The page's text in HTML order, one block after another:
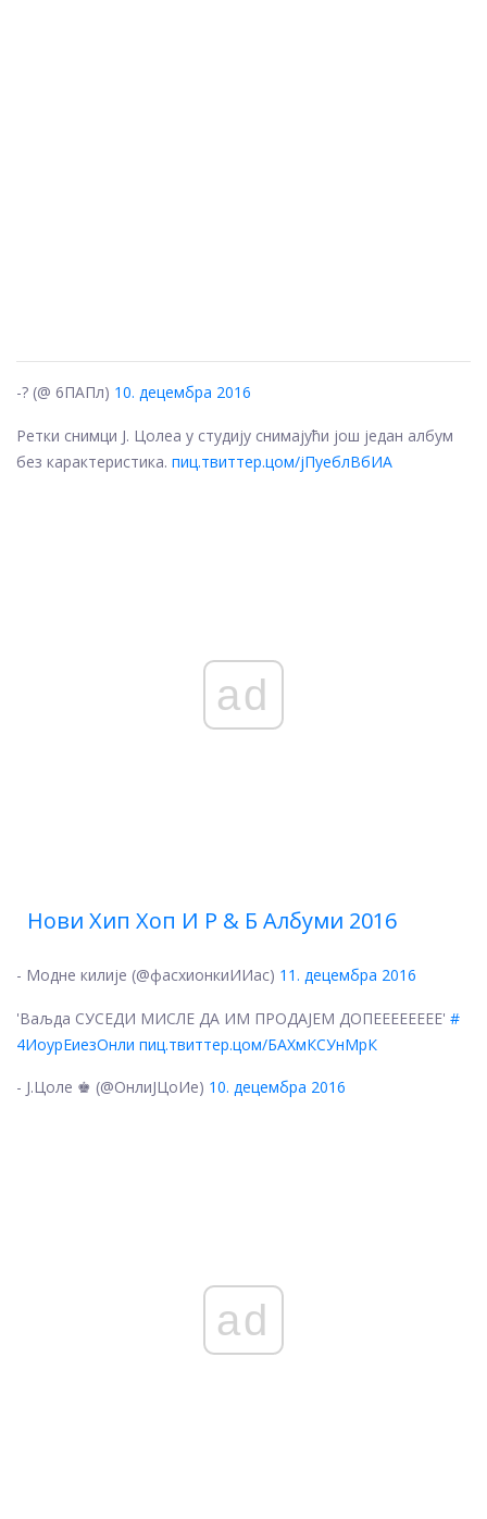
-? (@ 6ПАПл) 10. децембра 2016
Ретки снимци Ј. Цолеа у студију снимајући још један албум
без карактеристика. пиц.твиттер.цом/јПуеблВбИА
ad
Нови Хип Хоп И Р & Б Албуми 2016
- Модне килије (@фасхионкиИИас) 11. децембра 2016
'Ваљда СУСЕДИ МИСЛЕ ДА ИМ ПРОДАЈЕМ ДОПЕЕЕЕЕЕЕЕ' #
4ИоурЕиезОнли пиц.твиттер.цом/БАХмКСУнМрК
- Ј.Цоле ♚ (@ОнлиЈЦоИе) 10. децембра 2016
ad